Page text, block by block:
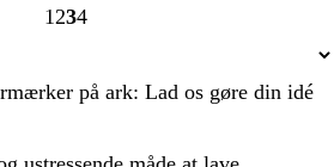
Side
1 Side
2 Side
3Side
4
på ark: Lad os gøre din idé